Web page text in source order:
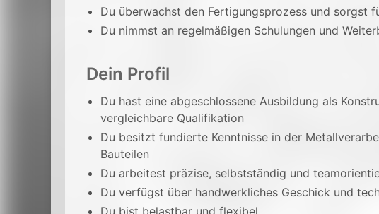
Du überwachst den Fertigungsprozess und sorgst
Du nimmst an regelmäßigen Schulungen und
Dein Profil
Du hast eine abgeschlossene Ausbildung als
vergleichbare Qualifikation
Du besitzt fundierte Kenntnisse in der
Bauteilen
Du arbeitest präzise, selbstständig und
Du verfügst über handwerkliches Geschick und
Du bist belastbar und flexibel